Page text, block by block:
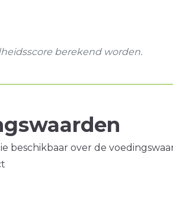
berekend worden.
beschikbaar over de